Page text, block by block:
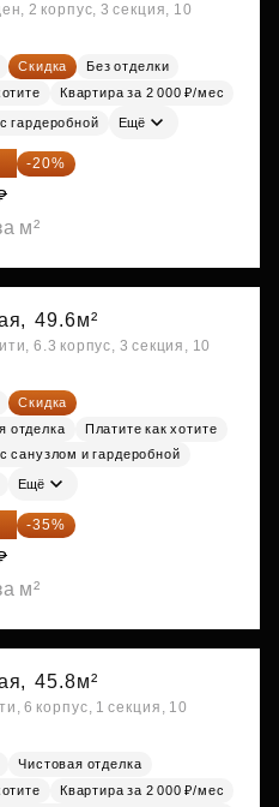
2 корпус, 3 секция, 10
Скидка
Без отделки
Квартира за 2 000 ₽/мес
гардеробной Ещё
₽ -20%
м²
49.6м²
6.3 корпус, 3 секция, 10
Скидка
отделка
Платите как хотите
санузлом и гардеробной
Ещё
₽ -35%
м²
45.8м²
6 корпус, 1 секция, 10
Чистовая отделка
Квартира за 2 000 ₽/мес